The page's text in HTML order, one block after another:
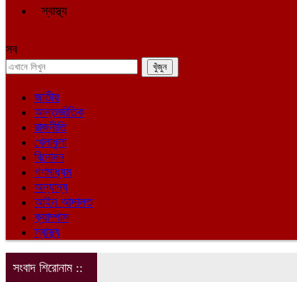
স্বাস্থ্য
সব
জাতীয়
আন্তর্জাতিক
রাজনীতি
খেলাধুলা
বিনোদন
গণমাধ্যম
অন্যান্য
আইন আদালত
ক্যাম্পাস
স্বাস্থ্য
সংবাদ শিরোনাম ::